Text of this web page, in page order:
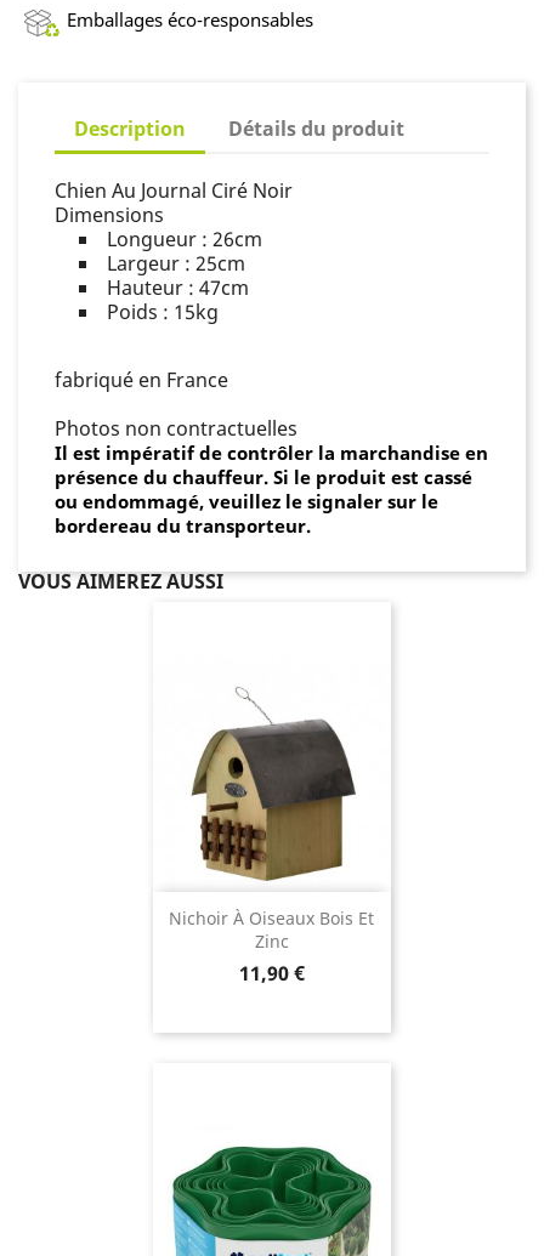
Emballages éco-responsables
Description Détails du produit
Chien Au Journal Ciré Noir
Dimensions
Longueur : 26cm
Largeur : 25cm
Hauteur : 47cm
Poids : 15kg
fabriqué en France
Photos non contractuelles
Il est impératif de contrôler la marchandise en
présence du chauffeur. Si le produit est cassé
ou endommagé, veuillez le signaler sur le
bordereau du transporteur.
VOUS AIMEREZ AUSSI
Nichoir À Oiseaux Bois Et
Zinc
Prix
11,90 €